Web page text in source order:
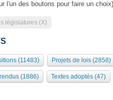
Bureau Collège des
l'un des boutons pour faire un choix)
législatures (X)
(11483) Projets de lois (2858)
(1886) Textes adoptés (47)